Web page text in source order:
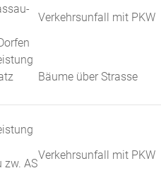
Verkehrsunfall mit PKW
Bäume über Strasse
zw. AS
Verkehrsunfall mit PKW